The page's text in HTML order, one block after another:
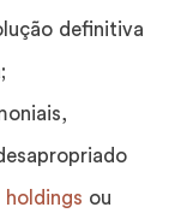
definitiva
holdings ou